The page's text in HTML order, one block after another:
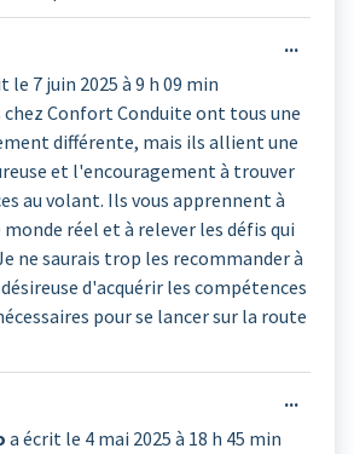
le 7 juin 2025 à 9 h 09 min
Confort Conduite ont tous une
différente, mais ils allient une
et l'encouragement à trouver
au volant. Ils vous apprennent à
réel et à relever les défis qui
ne saurais trop les recommander à
d'acquérir les compétences
pour se lancer sur la route
...
a écrit le 4 mai 2025 à 18 h 45 min
...